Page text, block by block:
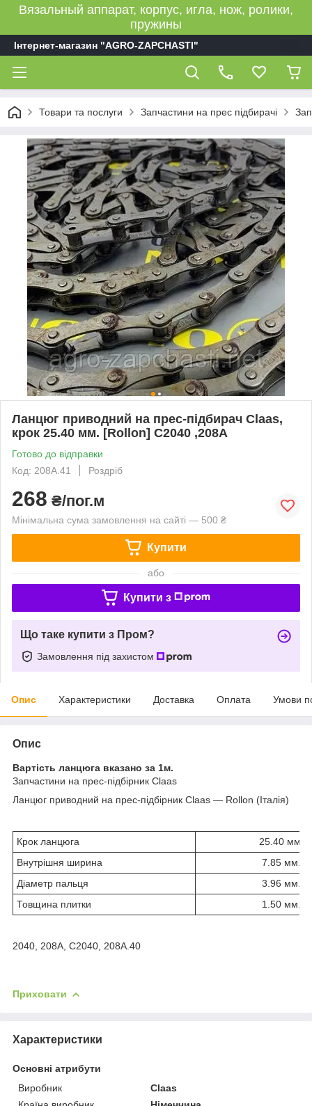
Вязальный аппарат, корпус, игла, нож, ролики,
пружины
Інтернет-магазин "AGRO-ZAPCHASTI"
Товари та послуги Запчастини на прес підбирачі
Ланцюг приводний на прес-підбирач Claas,
крок 25.40 мм. [Rollon] C2040 ,208A
Готово до відправки
Код: 208A.41
Роздріб
268 ₴/пог.м
Мінімальна сума замовлення на сайті — 500 ₴
Купити
або
Купити з
Що таке купити з Пром?
Замовлення під захистом
Опис Характеристики Доставка Оплата Умови
Опис
Вартість ланцюга вказано за 1м.
Запчастини на прес-підбірник Claas
Ланцюг приводний на прес-підбірник Claas — Rollon (Італія)
Крок ланцюга
25.40 мм.
Внутрішня ширина
7.85 мм.
Діаметр пальця
3.96 мм.
Товщина плитки
1.50 мм.
2040, 208A, C2040, 208A.40
Приховати
Характеристики
Основні атрибути
Виробник
Claas